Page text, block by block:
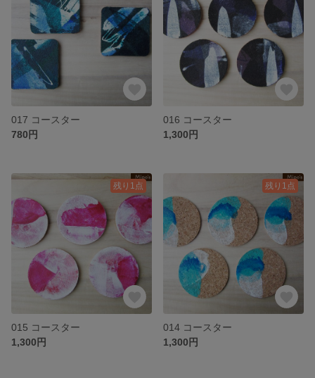
017 コースター
780円
016 コースター
1,300円
残り1点
015 コースター
1,300円
残り1点
014 コースター
1,300円